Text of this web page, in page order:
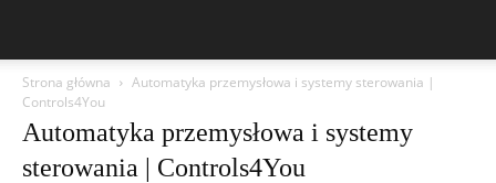
Strona główna
Automatyka przemysłowa i systemy sterowania |
Controls4You
Automatyka przemysłowa i systemy
sterowania | Controls4You